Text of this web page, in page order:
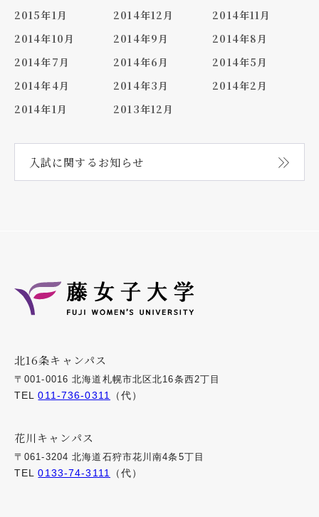
2015年1月
2014年12月
2014年11月
2014年10月
2014年9月
2014年8月
2014年7月
2014年6月
2014年5月
2014年4月
2014年3月
2014年2月
2014年1月
2013年12月
入試に関する お知らせ
北16条キャンパス
〒001-0016 北海道札幌市北区北16条西2丁目
TEL011-736-0311 （代）
花川キャンパス
〒061-3204 北海道石狩市花川南4条5丁目
TEL0133-74-3111 （代）